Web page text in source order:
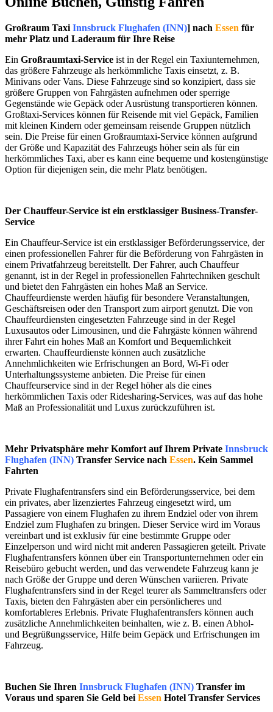
Großraum Taxi Innsbruck Flughafen (INN)] nach Essen für
mehr Platz und Laderaum für Ihre Reise
Ein Großraumtaxi-Service ist in der Regel ein Taxiunternehmen,
das größere Fahrzeuge als herkömmliche Taxis einsetzt, z. B.
Minivans oder Vans. Diese Fahrzeuge sind so konzipiert, dass sie
größere Gruppen von Fahrgästen aufnehmen oder sperrige
Gegenstände wie Gepäck oder Ausrüstung transportieren können.
Großtaxi-Services können für Reisende mit viel Gepäck, Familien
mit kleinen Kindern oder gemeinsam reisende Gruppen nützlich
sein. Die Preise für einen Großraumtaxi-Service können aufgrund
der Größe und Kapazität des Fahrzeugs höher sein als für ein
herkömmliches Taxi, aber es kann eine bequeme und kostengünstige
Option für diejenigen sein, die mehr Platz benötigen.
Der Chauffeur-Service ist ein erstklassiger Business-Transfer-
Service
Ein Chauffeur-Service ist ein erstklassiger Beförderungsservice, der
einen professionellen Fahrer für die Beförderung von Fahrgästen in
einem Privatfahrzeug bereitstellt. Der Fahrer, auch Chauffeur
genannt, ist in der Regel in professionellen Fahrtechniken geschult
und bietet den Fahrgästen ein hohes Maß an Service.
Chauffeurdienste werden häufig für besondere Veranstaltungen,
Geschäftsreisen oder den Transport zum airport genutzt. Die von
Chauffeurdiensten eingesetzten Fahrzeuge sind in der Regel
Luxusautos oder Limousinen, und die Fahrgäste können während
ihrer Fahrt ein hohes Maß an Komfort und Bequemlichkeit
erwarten. Chauffeurdienste können auch zusätzliche
Annehmlichkeiten wie Erfrischungen an Bord, Wi-Fi oder
Unterhaltungssysteme anbieten. Die Preise für einen
Chauffeurservice sind in der Regel höher als die eines
herkömmlichen Taxis oder Ridesharing-Services, was auf das hohe
Maß an Professionalität und Luxus zurückzuführen ist.
Mehr Privatsphäre mehr Komfort auf Ihrem Private Innsbruck
Flughafen (INN) Transfer Service nach Essen. Kein Sammel
Fahrten
Private Flughafentransfers sind ein Beförderungsservice, bei dem
ein privates, aber lizenziertes Fahrzeug eingesetzt wird, um
Passagiere von einem Flughafen zu ihrem Endziel oder von ihrem
Endziel zum Flughafen zu bringen. Dieser Service wird im Voraus
vereinbart und ist exklusiv für eine bestimmte Gruppe oder
Einzelperson und wird nicht mit anderen Passagieren geteilt. Private
Flughafentransfers können über ein Transportunternehmen oder ein
Reisebüro gebucht werden, und das verwendete Fahrzeug kann je
nach Größe der Gruppe und deren Wünschen variieren. Private
Flughafentransfers sind in der Regel teurer als Sammeltransfers oder
Taxis, bieten den Fahrgästen aber ein persönlicheres und
komfortableres Erlebnis. Private Flughafentransfers können auch
zusätzliche Annehmlichkeiten beinhalten, wie z. B. einen Abhol-
und Begrüßungsservice, Hilfe beim Gepäck und Erfrischungen im
Fahrzeug.
Buchen Sie Ihren Innsbruck Flughafen (INN) Transfer im
Voraus und sparen Sie Geld bei Essen Hotel Transfer Services